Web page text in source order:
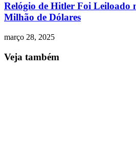
Relógio de Hitler Foi Leiloado
Milhão de Dólares
março 28, 2025
Veja também